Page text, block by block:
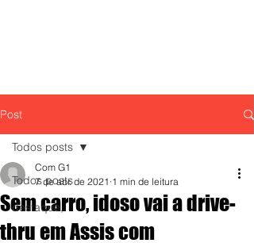
Post
Todos posts
destaque,
Todos posts
Sem carro, idoso vai a drive-
thru em Assis com
Com G1
7 de abr. de 2021 1 min de leitura